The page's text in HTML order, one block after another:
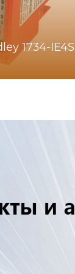
1734-IE4S